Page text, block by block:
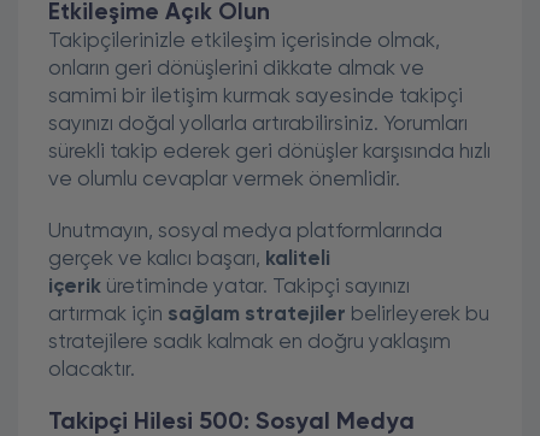
Etkileşime Açık Olun
Takipçilerinizle etkileşim içerisinde olmak,
onların geri dönüşlerini dikkate almak ve
samimi bir iletişim kurmak sayesinde takipçi
sayınızı doğal yollarla artırabilirsiniz. Yorumları
sürekli takip ederek geri dönüşler karşısında hızlı
ve olumlu cevaplar vermek önemlidir.
Unutmayın, sosyal medya platformlarında
gerçek ve kalıcı başarı, kaliteli
içerik üretiminde yatar. Takipçi sayınızı
artırmak için sağlam stratejiler belirleyerek bu
stratejilere sadık kalmak en doğru yaklaşım
olacaktır.
Takipçi Hilesi 500: Sosyal Medya